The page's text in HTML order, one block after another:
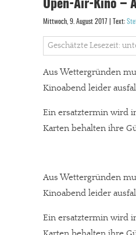
Open-Air-Kino –
Mittwoch, 9. August 2017 | Text:
Geschätzte Lesezeit:
Aus Wettergründen
Kinoabend leider
Ein ersatztermin wird
Karten behalten ihre
Aus Wettergründen
Kinoabend leider
Ein ersatztermin wird